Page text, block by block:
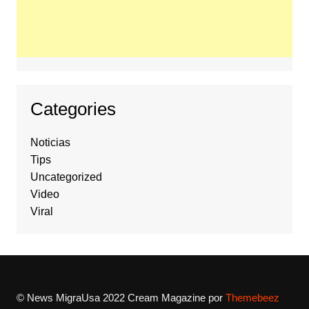
Categories
Noticias
Tips
Uncategorized
Video
Viral
© News MigraUsa 2022Cream Magazine por Themebeez